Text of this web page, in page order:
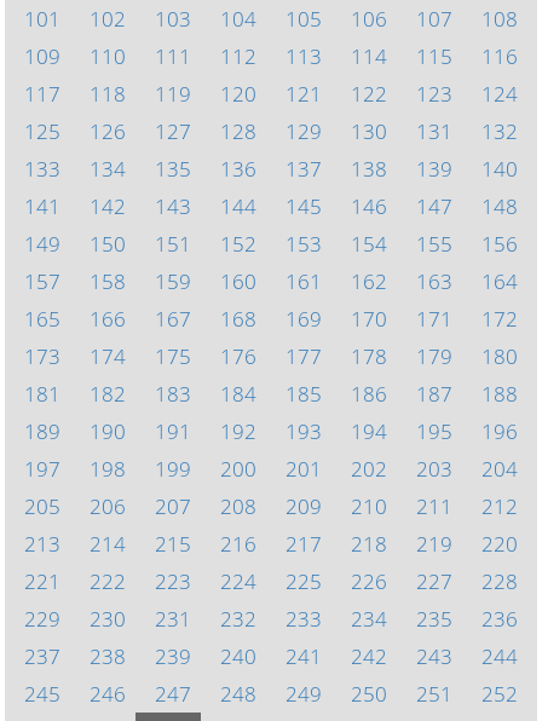
101
102 103 104 105 106 107
108
109
110 111 112 113 114 115
116
117
118 119 120 121 122 123
124
125
126 127 128 129 130 131
132
133
134 135 136 137 138 139
140
141
142 143 144 145 146 147
148
149
150 151 152 153 154 155
156
157
158 159 160 161 162 163
164
165
166 167 168 169 170 171
172
173
174 175 176 177 178 179
180
181
182 183 184 185 186 187
188
189
190 191 192 193 194 195
196
197
198 199 200 201 202 203
204
205
206 207 208 209 210 211
212
213
214 215 216 217 218 219
220
221
222 223 224 225 226 227
228
229
230 231 232 233 234 235
236
237
238 239 240 241 242 243
244
245
246 247 248 249 250 251
252